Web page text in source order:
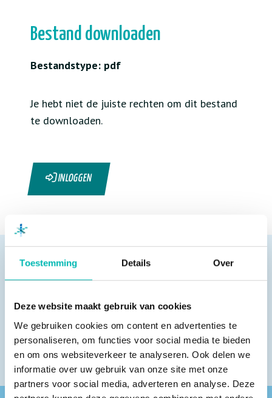
Toestemming Details Over
Deze website maakt gebruik van cookies
We gebruiken cookies om content en advertenties te
personaliseren, om functies voor social media te bieden
en om ons websiteverkeer te analyseren. Ook delen we
informatie over uw gebruik van onze site met onze
partners voor social media, adverteren en analyse. Deze
Bestand downloaden
Bestandstype: pdf
Je hebt niet de juiste rechten om dit bestand
te downloaden.
INLOGGEN